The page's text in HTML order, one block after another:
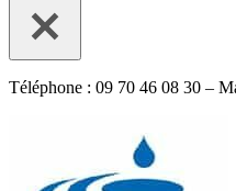
Téléphone : 09 70 46 08 30 –